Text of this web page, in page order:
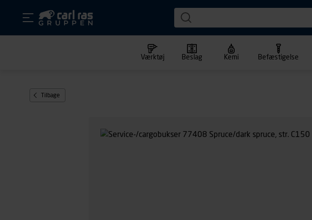
Værktøj Beslag Kemi Befæstigelse
Tilbage